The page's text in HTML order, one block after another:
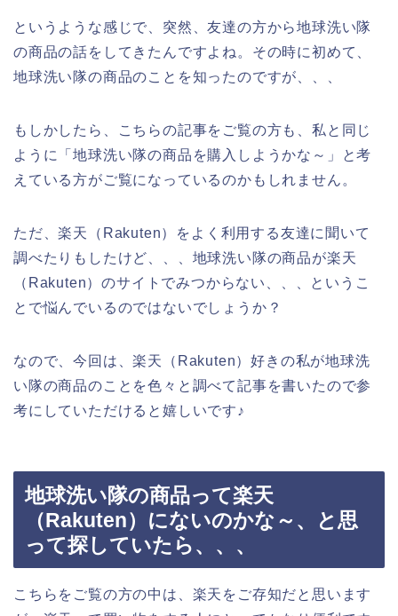
というような感じで、突然、友達の方から地球洗い隊
の商品の話をしてきたんですよね。その時に初めて、
地球洗い隊の商品のことを知ったのですが、、、
もしかしたら、こちらの記事をご覧の方も、私と同じ
ように「地球洗い隊の商品を購入しようかな～」と考
えている方がご覧になっているのかもしれません。
ただ、楽天（Rakuten）をよく利用する友達に聞いて
調べたりもしたけど、、、地球洗い隊の商品が楽天
（Rakuten）のサイトでみつからない、、、というこ
とで悩んでいるのではないでしょうか？
なので、今回は、楽天（Rakuten）好きの私が地球洗
い隊の商品のことを色々と調べて記事を書いたので参
考にしていただけると嬉しいです♪
地球洗い隊の商品って楽天
（Rakuten）にないのかな～、と思
って探していたら、、、
こちらをご覧の方の中は、楽天をご存知だと思います